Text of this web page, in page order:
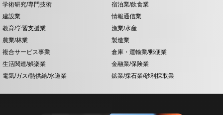
学術研究/専門技術
宿泊業/飲食業
建設業
情報通信業
教育/学習支援業
漁業/水産
農業/林業
製造業
複合サービス事業
倉庫・運輸業/郵便業
生活関連/娯楽業
金融業/保険業
電気/ガス/熱供給/水道業
鉱業/採石業/砂利採取業